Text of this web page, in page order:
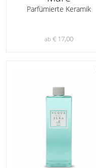
Parfümierte Keramik
ab € 17,00